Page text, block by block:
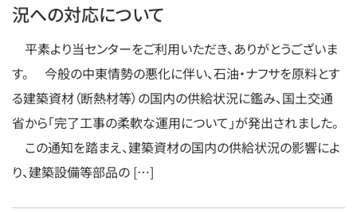
況への対応について
平素より当センターをご利用いただき、ありがとうございま
す。 今般の中東情勢の悪化に伴い、石油・ナフサを原料とす
る建築資材（断熱材等）の国内の供給状況に鑑み、国土交通
省から「完了工事の柔軟な運用について」が発出されました。
この通知を踏まえ、建築資材の国内の供給状況の影響によ
り、建築設備等部品の […]